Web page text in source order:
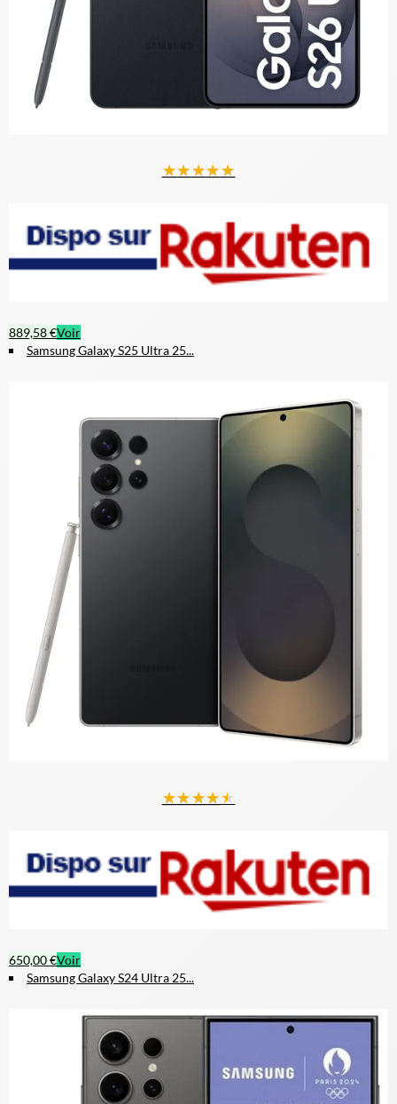
★★★★★
889,58 €Voir
Samsung Galaxy S25 Ultra 25...
★★★★★
650,00 €Voir
Samsung Galaxy S24 Ultra 25...